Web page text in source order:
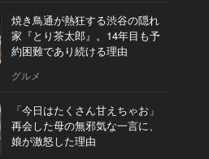
焼き鳥通が熱狂する渋谷の隠れ
家『とり茶太郎』。14年目も予
約困難であり続ける理由
グルメ
「今日はたくさん甘えちゃお」
再会した母の無邪気な一言に、
娘が激怒した理由